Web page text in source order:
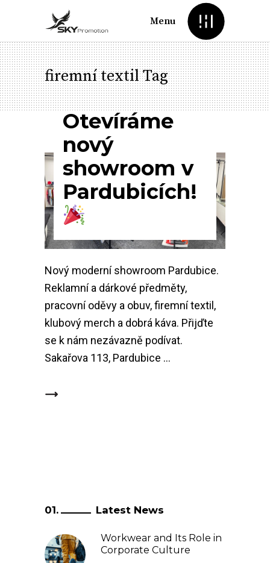
Menu
firemní textil Tag
Otevíráme
nový
showroom v
Pardubicích!
Nový moderní showroom Pardubice.
Reklamní a dárkové předměty,
pracovní oděvy a obuv, firemní textil,
klubový merch a dobrá káva. Přijďte
se k nám nezávazně podívat.
Sakařova 113, Pardubice
Latest News
Workwear and Its Role in
Corporate Culture